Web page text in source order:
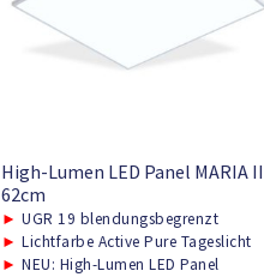
High-Lumen LED Panel MARIA II
62cm
► UGR 19 blendungsbegrenzt
► Lichtfarbe Active Pure Tageslicht
► NEU: High-Lumen LED Panel